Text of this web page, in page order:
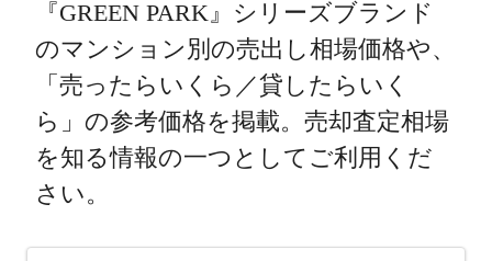
『GREEN PARK』シリーズブランド
のマンション別の売出し相場価格や、
「売ったらいくら／貸したらいく
ら」の参考価格を掲載。売却査定相場
を知る情報の一つとしてご利用くだ
さい。